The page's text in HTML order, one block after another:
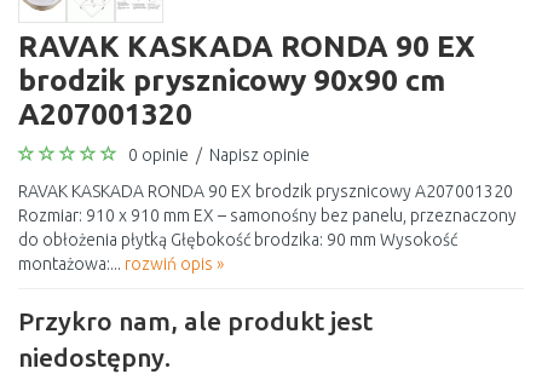
RAVAK KASKADA RONDA 90 EX
brodzik prysznicowy 90x90 cm
A207001320
0 opinie / Napisz opinie
RAVAK KASKADA RONDA 90 EX brodzik prysznicowy A207001320
Rozmiar: 910 x 910 mm EX – samonośny bez panelu, przeznaczony
do obłożenia płytką Głębokość brodzika: 90 mm Wysokość
montażowa:... rozwiń opis »
Przykro nam, ale produkt jest
niedostępny.